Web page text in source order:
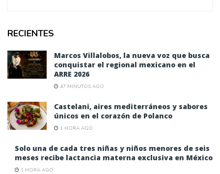
RECIENTES
Marcos Villalobos, la nueva voz que busca
conquistar el regional mexicano en el
ARRE 2026
47 MINUTOS AGO
Castelani, aires mediterráneos y sabores
únicos en el corazón de Polanco
1 HORA AGO
Solo una de cada tres niñas y niños menores de seis
meses recibe lactancia materna exclusiva en México
1 HORA AGO